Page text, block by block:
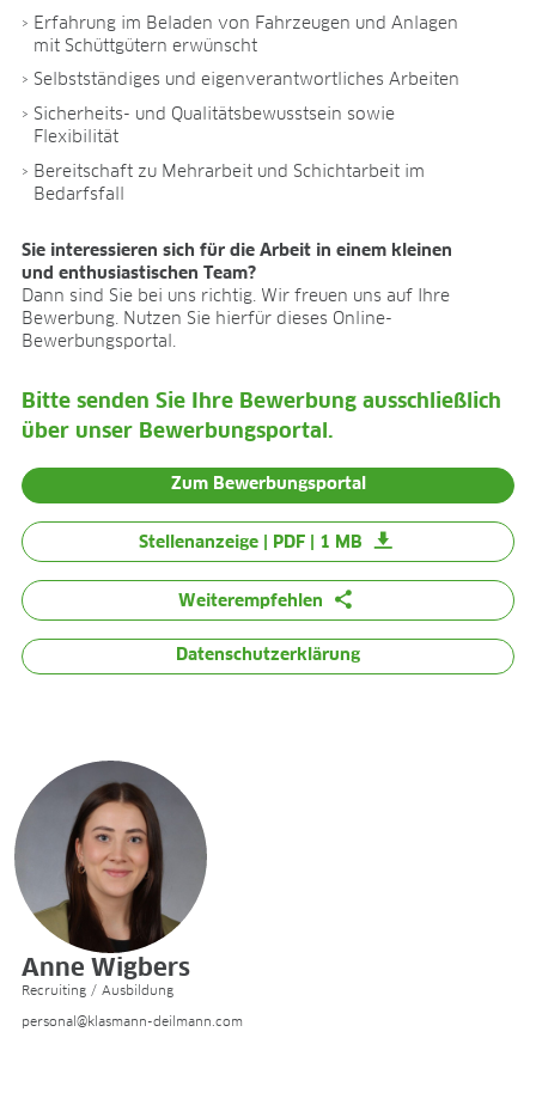
BLOG
KONTAKT
CONTACT
Erfahrung im Beladen von Fahrzeugen und Anlagen
mit Schüttgütern erwünscht
Selbstständiges und eigenverantwortliches Arbeiten
Sicherheits- und Qualitätsbewusstsein sowie
Flexibilität
Bereitschaft zu Mehrarbeit und Schichtarbeit im
Bedarfsfall
Sie interessieren sich für die Arbeit in einem kleinen
und enthusiastischen Team?
Dann sind Sie bei uns richtig. Wir freuen uns auf Ihre
Bewerbung. Nutzen Sie hierfür dieses Online-
Bewerbungsportal.
Bitte senden Sie Ihre Bewerbung ausschließlich
über unser Bewerbungsportal.
Zum Bewerbungsportal
Stellenanzeige | PDF | 1 MB
Weiterempfehlen
Datenschutzerklärung
Anne Wigbers
Recruiting / Ausbildung
personal@klasmann-deilmann.com